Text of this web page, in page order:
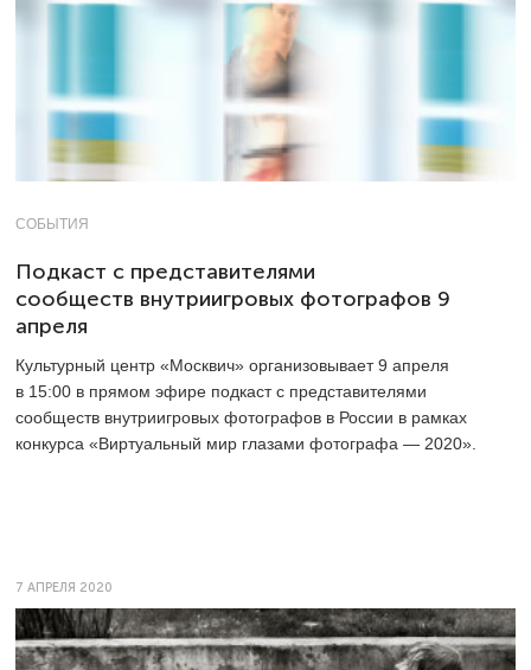
СОБЫТИЯ
Подкаст с представителями
сообществ внутриигровых фотографов 9
апреля
Культурный центр «Москвич» организовывает 9 апреля
в 15:00 в прямом эфире подкаст с представителями
сообществ внутриигровых фотографов в России в рамках
конкурса «Виртуальный мир глазами фотографа — 2020».
7 АПРЕЛЯ 2020